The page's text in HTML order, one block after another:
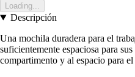
Loading...
Descripción
Una mochila duradera para el
suficientemente espaciosa para
compartimento y al espacio para el